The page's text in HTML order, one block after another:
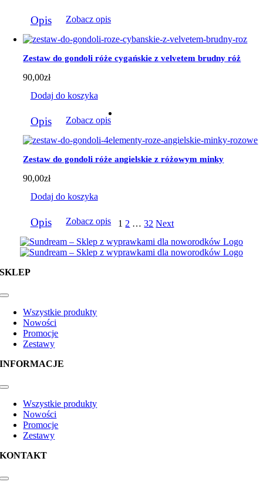
Opis Zobacz opis
Zestaw do gondoli róże cygańskie z velvetem brudny róż
90,00zł
Dodaj do koszyka
Opis Zobacz opis
Zestaw do gondoli róże angielskie z różowym minky
90,00zł
Dodaj do koszyka
Opis Zobacz opis 1 2 … 32 Next
SKLEP
Toggle
NavigationWszystkie produkty
Nowości
Promocje
Zestawy
INFORMACJE
Toggle
NavigationWszystkie produkty
Nowości
Promocje
Zestawy
KONTAKT
Toggle